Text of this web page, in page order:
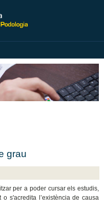
grau
per a poder cursar els estudis,
s'acredita l’existència de causa